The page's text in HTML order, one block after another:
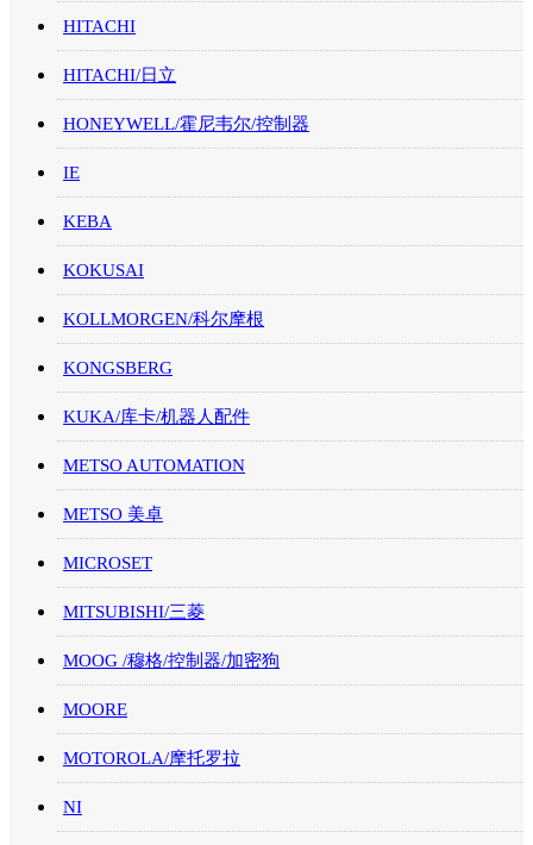
HITACHI
HITACHI/日立
HONEYWELL/霍尼韦尔/控制器
IE
KEBA
KOKUSAI
KOLLMORGEN/科尔摩根
KONGSBERG
KUKA/库卡/机器人配件
METSO AUTOMATION
METSO 美卓
MICROSET
MITSUBISHI/三菱
MOOG /穆格/控制器/加密狗
MOORE
MOTOROLA/摩托罗拉
NI